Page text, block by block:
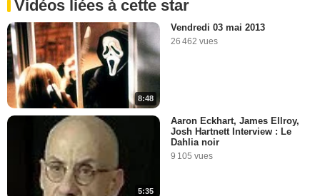
Vidéos liées à cette star
8:48
Vendredi 03 mai 2013
26 462 vues
5:35
Aaron Eckhart, James Ellroy,
Josh Hartnett Interview : Le
Dahlia noir
9 105 vues